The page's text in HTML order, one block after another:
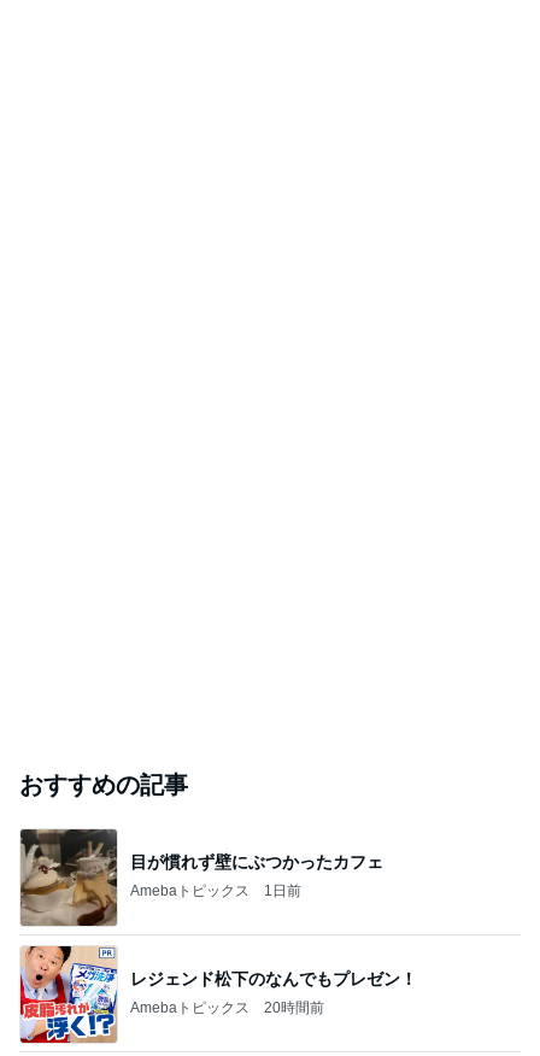
おすすめの記事
目が慣れず壁にぶつかったカフェ
Amebaトピックス 1日前
レジェンド松下のなんでもプレゼン！
Amebaトピックス 20時間前